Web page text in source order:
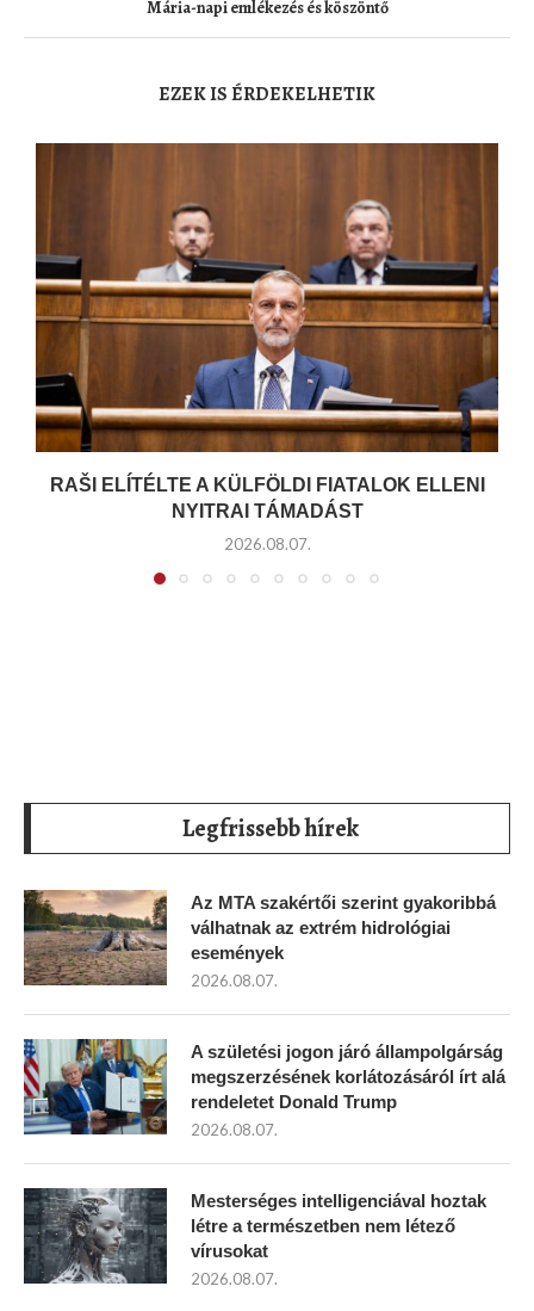
Mária-napi emlékezés és köszöntő
EZEK IS ÉRDEKELHETIK
RAŠI ELÍTÉLTE A KÜLFÖLDI FIATALOK ELLENI
NYITRAI TÁMADÁST
2026.08.07.
Legfrissebb hírek
Az MTA szakértői szerint gyakoribbá
válhatnak az extrém hidrológiai
események
2026.08.07.
A születési jogon járó állampolgárság
megszerzésének korlátozásáról írt alá
rendeletet Donald Trump
2026.08.07.
Mesterséges intelligenciával hoztak
létre a természetben nem létező
vírusokat
2026.08.07.